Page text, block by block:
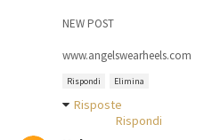
NEW POST
www.angelswearheels.com
Rispondi Elimina
Risposte
Rispondi